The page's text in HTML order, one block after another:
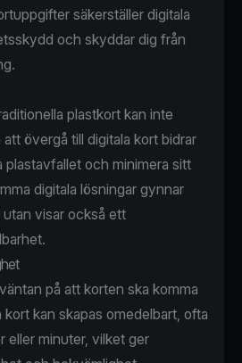
säkerställer digitala
och skyddar dig från
plastkort kan inte
övergå till digitala kort bidrar
plastavfallet och minimera sitt
digitala lösningar gynnar
visar också ett
på att korten ska komma
kan skapas omedelbart, ofta
eller minuter, vilket ger